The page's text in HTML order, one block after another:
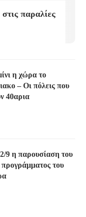
παραλίες
η χώρα το
– Οι πόλεις που
40αρια
9 η παρουσίαση του
προγράμματος του